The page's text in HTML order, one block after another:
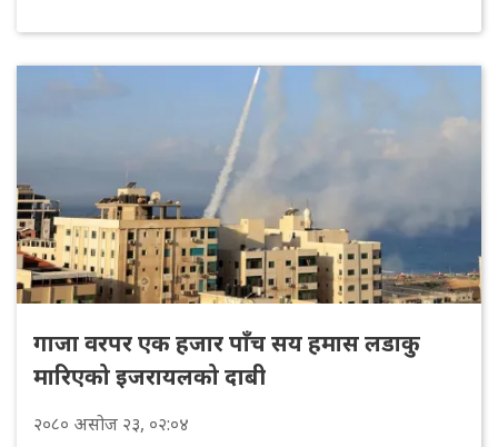
गाजा वरपर एक हजार पाँच सय हमास लडाकु
मारिएको इजरायलको दाबी
२०८० असोज २३, ०२:०४